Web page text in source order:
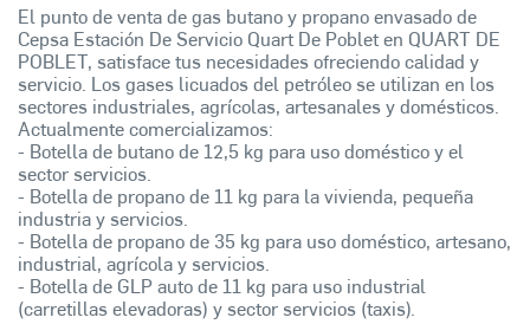
El punto de venta de gas butano y propano envasado de
Cepsa Estación De Servicio Quart De Poblet en QUART DE
POBLET, satisface tus necesidades ofreciendo calidad y
servicio. Los gases licuados del petróleo se utilizan en los
sectores industriales, agrícolas, artesanales y domésticos.
Actualmente comercializamos:
- Botella de butano de 12,5 kg para uso doméstico y el
sector servicios.
- Botella de propano de 11 kg para la vivienda, pequeña
industria y servicios.
- Botella de propano de 35 kg para uso doméstico, artesano,
industrial, agrícola y servicios.
- Botella de GLP auto de 11 kg para uso industrial
(carretillas elevadoras) y sector servicios (taxis).